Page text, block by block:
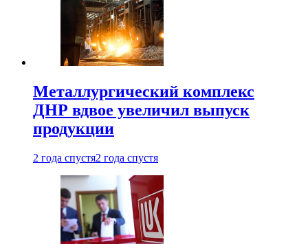
Металлургический комплекс
ДНР вдвое увеличил выпуск
продукции
2 года спустя2 года спустя